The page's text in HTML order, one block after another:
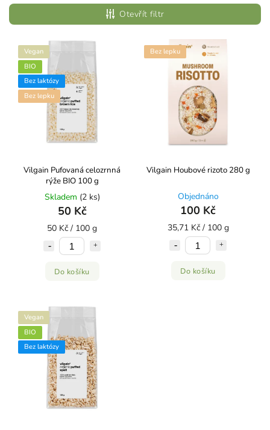
Nejlevnější
Nejdražší
Abecedně
Otevřít filtr
Vegan
BIO
Bez laktózy
Bez lepku
Vilgain Pufovaná celozrnná
rýže BIO 100 g
Skladem (2 ks)
50 Kč
50 Kč / 100 g
Do košíku
Bez lepku
Vilgain Houbové rizoto 280 g
Objednáno
100 Kč
35,71 Kč / 100 g
Do košíku
Vegan
BIO
Bez laktózy